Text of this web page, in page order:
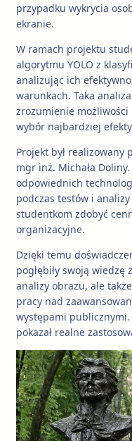
przypadku wykrycia
ekranie.
W ramach projektu
algorytmu YOLO z
analizując ich
warunkach. Taka
zrozumienie
wybór najbardziej
Projekt był realizowany
mgr inż. Michała
odpowiednich
podczas testów i
studentkom zdobyć
organizacyjne.
Dzięki temu
pogłębiły swoją
analizy obrazu, ale
pracy nad
występami publicznymi.
pokazał realne